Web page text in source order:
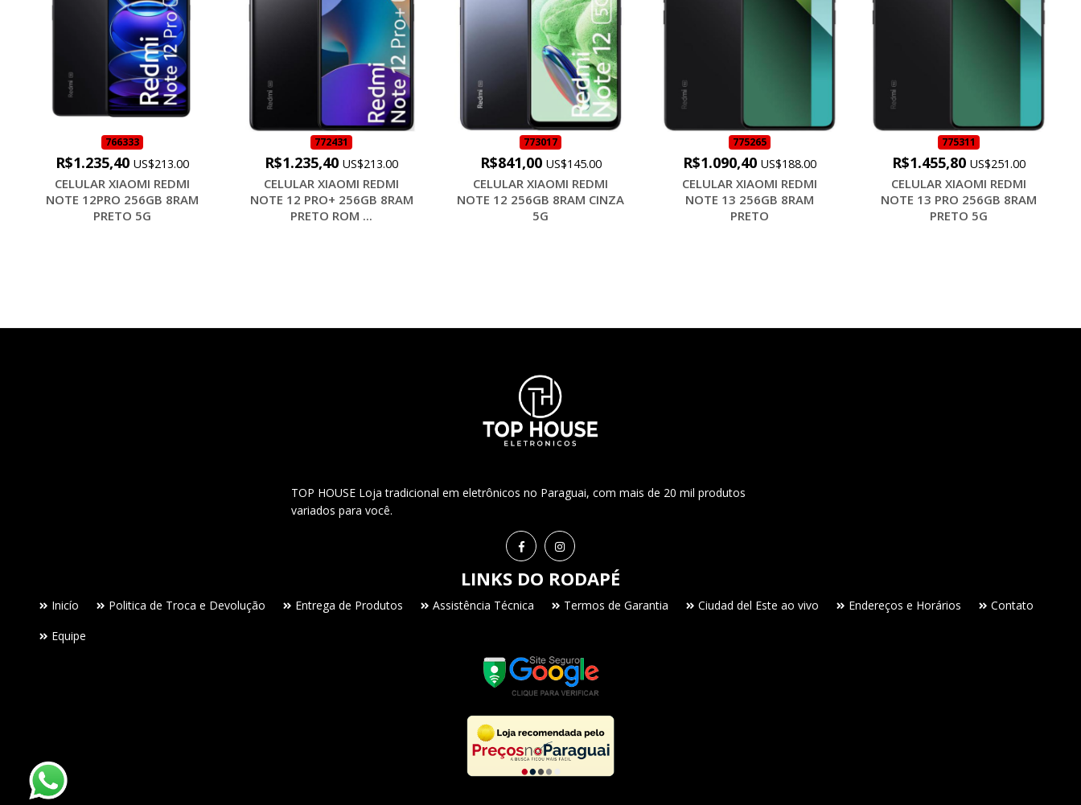
766333
R$1.235,40 US$213.00
CELULAR XIAOMI REDMI
NOTE 12PRO 256GB 8RAM
PRETO 5G
772431
R$1.235,40 US$213.00
CELULAR XIAOMI REDMI
NOTE 12 PRO+ 256GB 8RAM
PRETO ROM ...
773017
R$841,00 US$145.00
CELULAR XIAOMI REDMI
NOTE 12 256GB 8RAM CINZA
5G
775265
R$1.090,40 US$188.00
CELULAR XIAOMI REDMI
NOTE 13 256GB 8RAM
PRETO
775311
R$1.455,80 US$251.00
CELULAR XIAOMI REDMI
NOTE 13 PRO 256GB 8RAM
PRETO 5G
TOP HOUSE Loja tradicional em eletrônicos no Paraguai, com mais de 20 mil produtos
variados para você.
LINKS DO RODAPÉ
Inicío Politica de Troca e Devolução Entrega de Produtos Assistência Técnica Termos de Garantia Ciudad del Este ao vivo Endereços e Horários
Contato
Equipe